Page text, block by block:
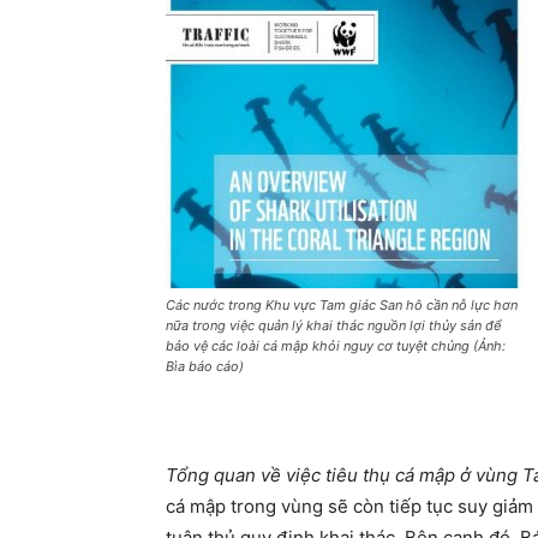
Các nước trong Khu vực Tam giác San hô cần nỗ lực hơn
nữa trong việc quản lý khai thác nguồn lợi thủy sản để
bảo vệ các loài cá mập khỏi nguy cơ tuyệt chủng (Ảnh:
Bìa báo cáo)
Tổng quan về việc tiêu thụ cá mập ở vùng
cá mập trong vùng sẽ còn tiếp tục suy